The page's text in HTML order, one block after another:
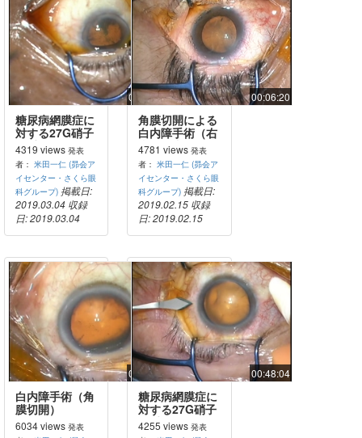
00:31:49
糖尿病網膜症に
対する27G硝子
体手術
4319 views 発表
者： 米田一仁 (昴会ア
イセンター・さくら眼
科グループ) 掲載日:
2019.03.04 収録
日: 2019.03.04
00:06:20
角膜切開による
白内障手術（右
利き術者による
左によるUS操
作）
4781 views 発表
者：米田一仁 (昴会ア
イセンター・さくら眼
科グループ) 掲載日:
2019.02.15 収録
日: 2019.02.15
00:04:32
白内障手術（角
膜切開）
6034 views 発表
00:48:04
糖尿病網膜症に
対する27G硝子
体手術（ILM剥
4255 views 発表